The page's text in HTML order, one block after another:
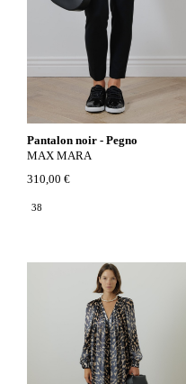
Pantalon noir - Pegno
MAX MARA
310,00 €
38